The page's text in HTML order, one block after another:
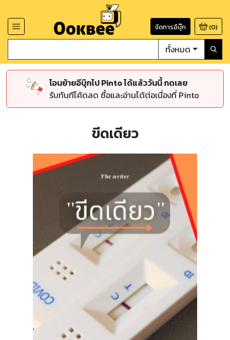
จัดการอีบุ๊ก (0)
ทั้งหมด
โอนย้ายอีบุ๊กไป Pinto ได้แล้ววันนี้ กดเลย
รับทันทีโค้ดลด ซื้อและอ่านได้ต่อเนื่องที่ Pinto
ขีดเดียว